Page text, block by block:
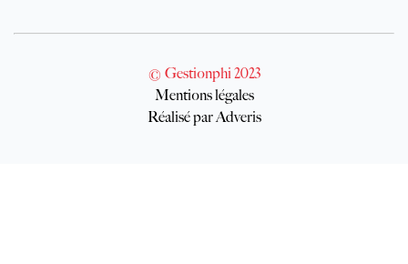
© Gestionphi 2023
Mentions légales
Réalisé par Adveris